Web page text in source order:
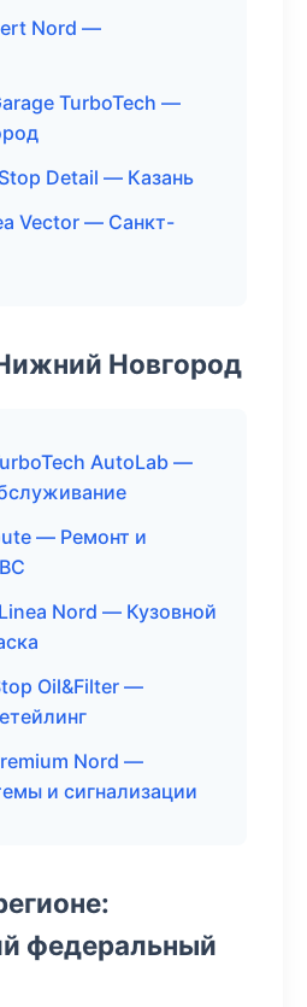
Nord —
TurboTech —
Detail — Казань
Vector — Санкт-
Новгород
AutoLab —
— Ремонт и
Nord — Кузовной
Oil&Filter —
Nord —
и сигнализации
федеральный